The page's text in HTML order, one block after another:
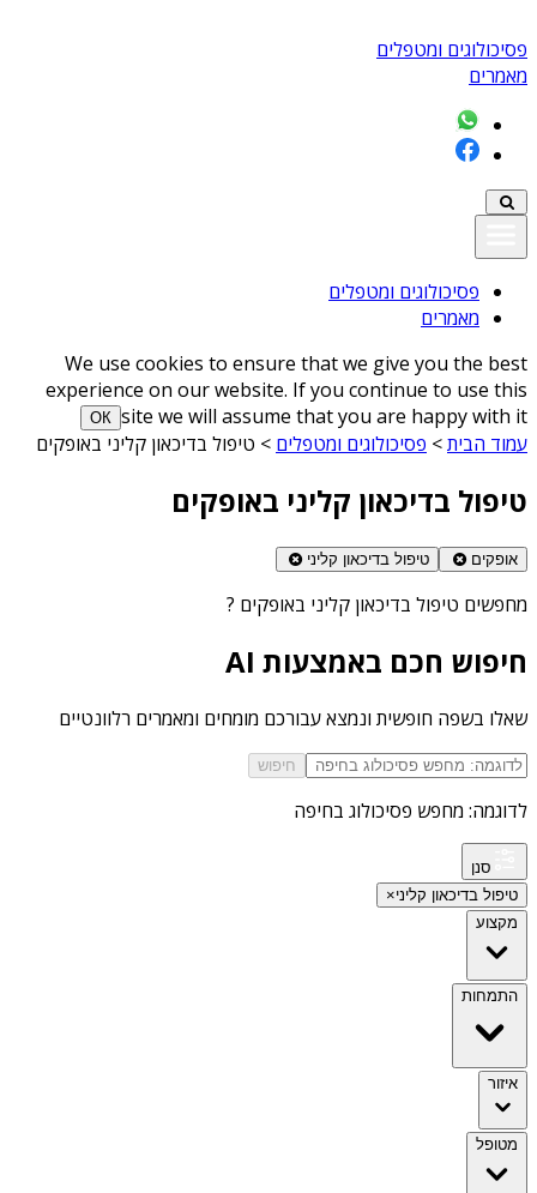
פסיכולוגים ומטפלים
מאמרים
פסיכולוגים ומטפלים
מאמרים
We use cookies to ensure that we give you the best
experience on our website. If you continue to use this
site we will assume that you are happy with it
ОК
עמוד הבית> פסיכולוגים ומטפלים > טיפול בדיכאון קליני באופקים
טיפול בדיכאון קליני באופקים
אופקים טיפול בדיכאון קליני
מחפשים טיפול בדיכאון קליני באופקים ?
חיפוש חכם באמצעות AI
שאלו בשפה חופשית ונמצא עבורכם מומחים ומאמרים רלוונטיים
חיפוש
לדוגמה: מחפש פסיכולוג בחיפה
סנן
טיפול בדיכאון קליני×
מקצוע
התמחות
איזור
מטופל